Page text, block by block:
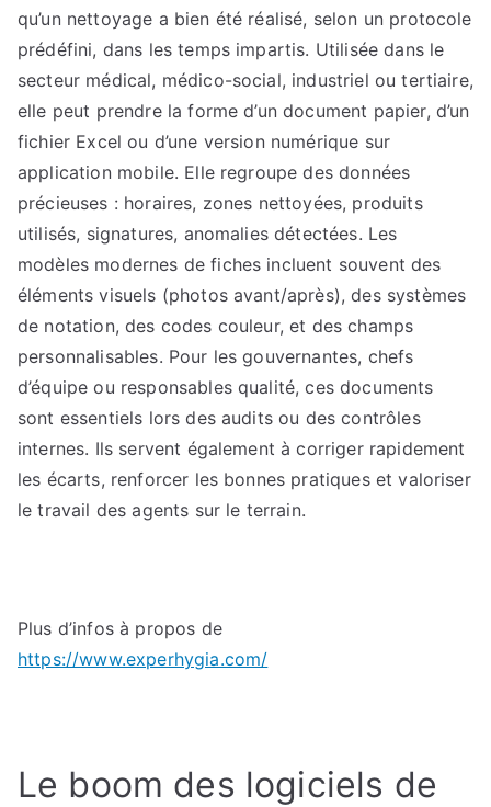
qu’un nettoyage a bien été réalisé, selon un protocole
prédéfini, dans les temps impartis. Utilisée dans le
secteur médical, médico-social, industriel ou tertiaire,
elle peut prendre la forme d’un document papier, d’un
fichier Excel ou d’une version numérique sur
application mobile. Elle regroupe des données
précieuses : horaires, zones nettoyées, produits
utilisés, signatures, anomalies détectées. Les
modèles modernes de fiches incluent souvent des
éléments visuels (photos avant/après), des systèmes
de notation, des codes couleur, et des champs
personnalisables. Pour les gouvernantes, chefs
d’équipe ou responsables qualité, ces documents
sont essentiels lors des audits ou des contrôles
internes. Ils servent également à corriger rapidement
les écarts, renforcer les bonnes pratiques et valoriser
le travail des agents sur le terrain.
Plus d’infos à propos de
https://www.experhygia.com/
Le boom des logiciels de